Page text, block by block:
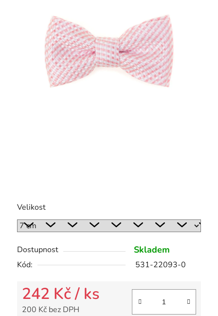
Velikost
Dostupnost Skladem
Kód: 531-22093-0
242 Kč/ ks
200 Kč bez DPH